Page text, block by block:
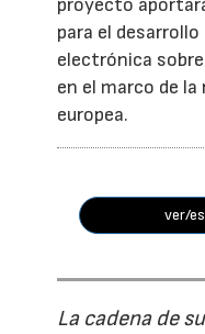
para el
electrónica
en el marco de
europea.
ver/
La cadena de